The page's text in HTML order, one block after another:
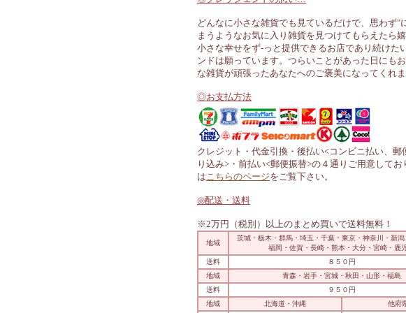
スマニー ブロドリー(刺繍)シリ
ーズ
マニー エンボス&レース
マニー シャンドファミーユ
マニー ベアシリーズ
マニー その他の陶器ガラス
マニー その他布製品